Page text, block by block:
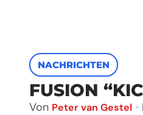
NACHRICHTEN
FUSION
Von Peter van Gestel •